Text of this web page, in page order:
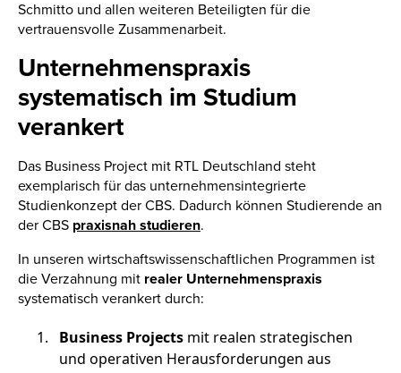
Schmitto und allen weiteren Beteiligten für die
vertrauensvolle Zusammenarbeit.
Unternehmenspraxis
systematisch im Studium
verankert
Das Business Project mit RTL Deutschland steht
exemplarisch für das unternehmensintegrierte
Studienkonzept der CBS. Dadurch können Studierende an
der CBS praxisnah studieren.
In unseren wirtschaftswissenschaftlichen Programmen ist
die Verzahnung mit realer Unternehmenspraxis
systematisch verankert durch:
Business Projects mit realen strategischen
und operativen Herausforderungen aus